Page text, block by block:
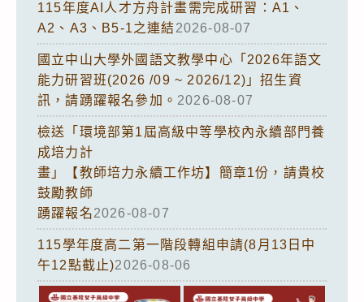
115年度AI人才方舟計畫需完成研習：A1、
A2、A3、B5-1之連結2026-08-07
國立中山大學外國語文教學中心「2026年語文
能力研習班(2026 /09 ~ 2026/12)」招生資
訊，請踴躍報名參加。 2026-08-07
檢送「環境部第1屆高級中等學校內永續部門養
成培力計
畫」【教師培力永續工作坊】簡章1份，請貴校
鼓勵教師
踴躍報名2026-08-07
115學年度高二第一階段轉組申請(8月13日中
午12點截止)2026-08-06